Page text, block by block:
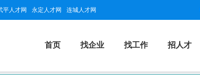
平人才网 永定人才网 连城人才网
首页 找企业 找工作 招人才